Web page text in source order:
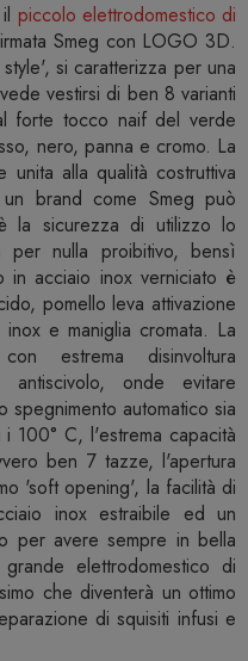
piccolo elettrodomestico di
Smeg con LOGO 3D.
si caratterizza per una
vestirsi di ben 8 varianti
forte tocco naif del verde
nero, panna e cromo. La
unita alla qualità costruttiva
brand come Smeg può
la sicurezza di utilizzo lo
nulla proibitivo, bensì
in acciaio inox verniciato è
pomello leva attivazione
e maniglia cromata. La
estrema disinvoltura
onde evitare
spegnimento automatico sia
100° C, l'estrema capacità
ben 7 tazze, l'apertura
'soft opening', la facilità di
inox estraibile ed un
per avere sempre in bella
elettrodomestico di
che diventerà un ottimo
di squisiti infusi e